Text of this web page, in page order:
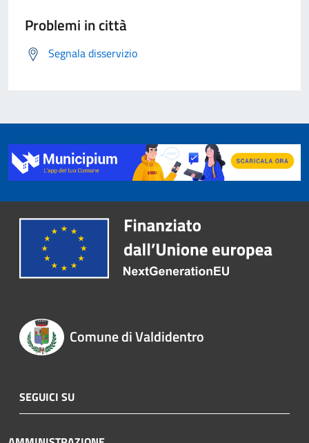
Problemi in città
Segnala disservizio
Comune di Valdidentro
SEGUICI SU